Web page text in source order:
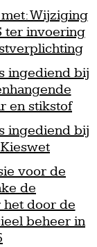
Wijziging
ter invoering
ingediend bij
en stikstof
ingediend bij
voor de
de
door de
beheer in